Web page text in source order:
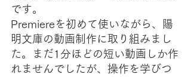
です。
Premiereを初めて使いながら、陽
明文庫の動画制作に取り組みまし
た。まだ1分ほどの短い動画しか作
れませんでしたが、操作を学びつ